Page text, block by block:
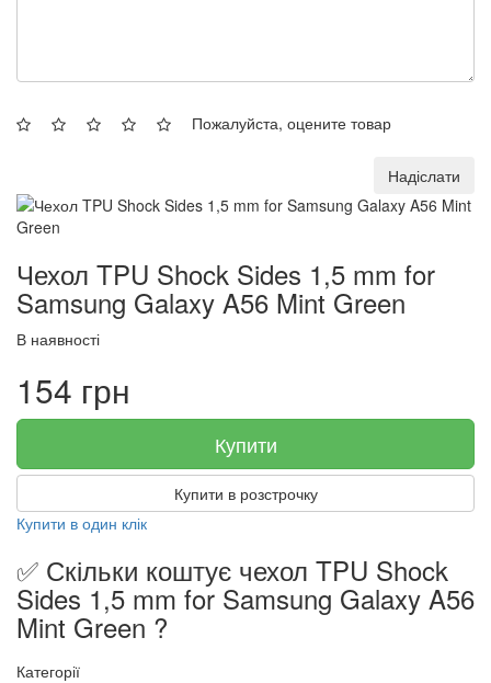
Пожалуйста, оцените товар
Надіслати
Чехол TPU Shock Sides 1,5 mm for
Samsung Galaxy A56 Mint Green
В наявності
154 грн
Купити
Купити в розстрочку
Купити в один клік
✅ Скільки коштує чехол TPU Shock
Sides 1,5 mm for Samsung Galaxy A56
Mint Green ?
Категорії